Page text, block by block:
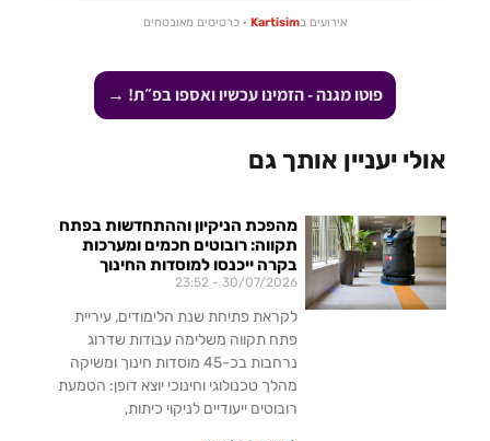
אירועים בKartisim · כרטיסים מאובטחים
פוטו מגנה - הזמינו עכשיו ואספו בפ״ת! →
אולי יעניין אותך גם
מהפכת הניקיון וההתחדשות בפתח
תקווה: רובוטים חכמים ומערכות
בקרה ייכנסו למוסדות החינוך
30/07/2026
לקראת פתיחת שנת הלימודים, עיריית
פתח תקווה משלימה עבודות שדרוג
נרחבות בכ-45 מוסדות חינוך ומשיקה
מהלך טכנולוגי וחינוכי יוצא דופן: הטמעת
רובוטים ייעודיים לניקוי כיתות,